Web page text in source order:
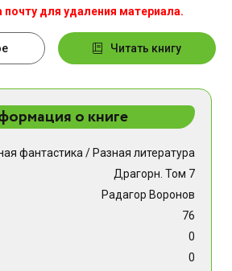
почту для удаления материала.
Читать книгу
о книге
фантастика / Разная литература
Драгорн. Том 7
Радагор Воронов
76
0
0